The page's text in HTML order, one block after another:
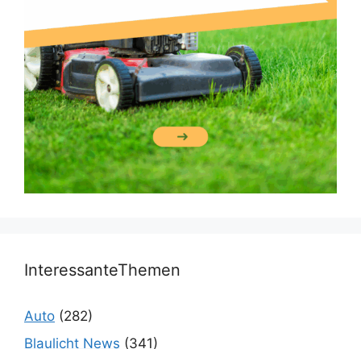
InteressanteThemen
Auto (282)
Blaulicht News (341)